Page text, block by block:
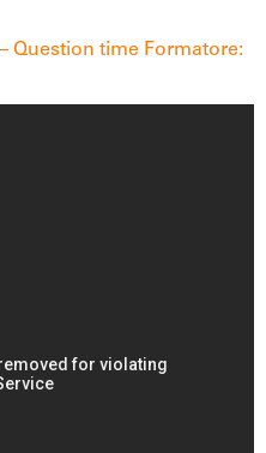
Question time Formatore: